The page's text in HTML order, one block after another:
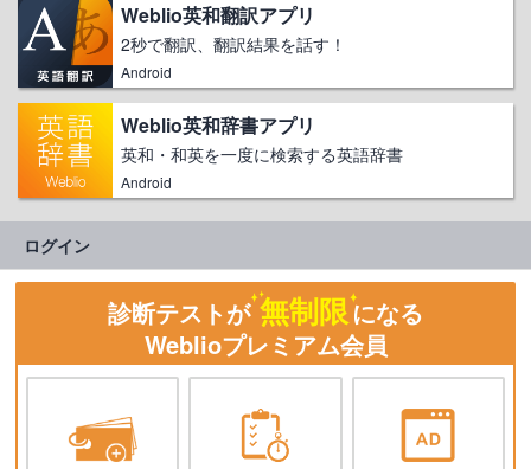
Weblio英和翻訳アプリ
2秒で翻訳、翻訳結果を話す！
Android
Weblio英和辞書アプリ
英和・和英を一度に検索する英語辞書
Android
ログイン
診断テストが 無制限になる
Weblioプレミアム会員